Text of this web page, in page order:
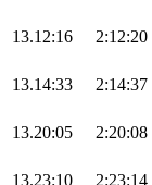
13.12:16 2:12:20
13.14:33 2:14:37
13.20:05 2:20:08
13.23:10 2:23:14